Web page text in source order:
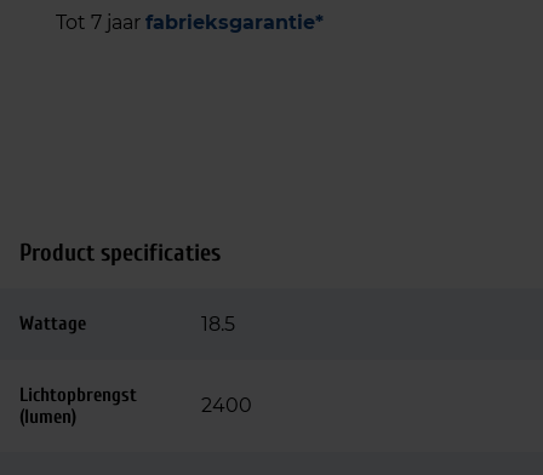
Tot 7 jaar fabrieksgarantie*
Product specificaties
Wattage 18.5
Lichtopbrengst
(lumen)
2400